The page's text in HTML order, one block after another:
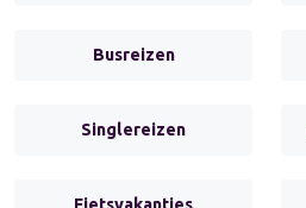
Busreizen
Singlereizen